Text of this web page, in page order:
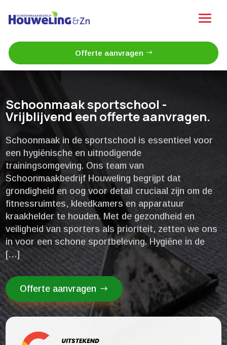
Offerte aanvragen
Schoonmaak sportschool -
Vrijblijvend een offerte aanvragen.
Schoonmaak in de sportschool is essentieel voor
een hygiënische en uitnodigende
trainingsomgeving.​ Ons team van
Schoonmaakbedrijf Houweling begrijpt dat
grondigheid en oog voor detail cruciaal zijn om de
fitnessruimtes, kleedkamers en apparatuur
kraakhelder te houden.​ Met de gezondheid en
veiligheid van sporters als prioriteit, zetten we ons
in voor een schone sportbeleving.​ Hygiëne in de
[…]
Offerte aanvragen